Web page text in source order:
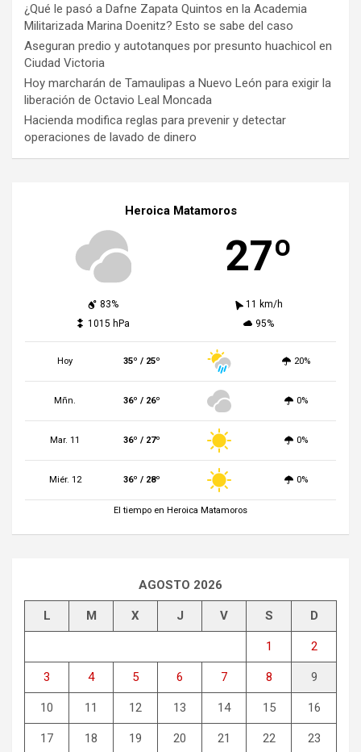
¿Qué le pasó a Dafne Zapata Quintos en la Academia
Militarizada Marina Doenitz? Esto se sabe del caso
Aseguran predio y autotanques por presunto huachicol en
Ciudad Victoria
Hoy marcharán de Tamaulipas a Nuevo León para exigir la
liberación de Octavio Leal Moncada
Hacienda modifica reglas para prevenir y detectar
operaciones de lavado de dinero
Heroica Matamoros
27º
83%
11 km/h
1015 hPa
95%
Hoy 35º / 25º 20%
Mñn. 36º / 26º 0%
Mar. 11 36º / 27º 0%
Miér. 12 36º / 28º 0%
El tiempo en Heroica Matamoros
AGOSTO 2026
L M X J V S D
1 2
3 4 5 6 7 8 9
10 11 12 13 14 15 16
17 18 19 20 21 22 23